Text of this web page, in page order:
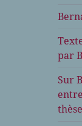
par
Sur